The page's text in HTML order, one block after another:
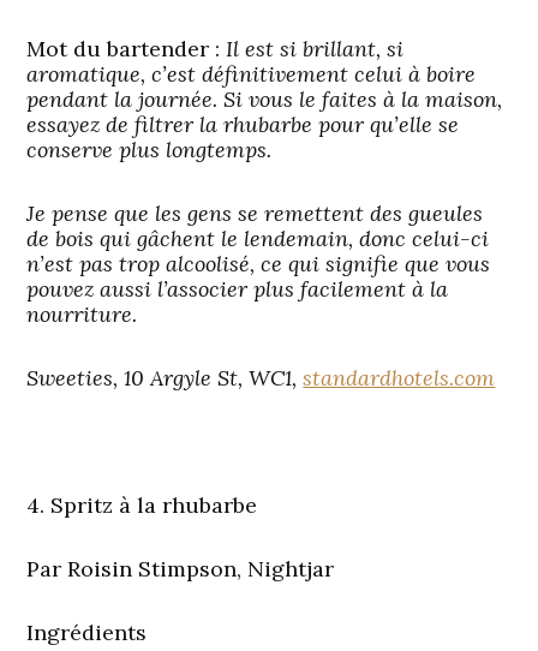
Mot du bartender : Il est si brillant, si
aromatique, c’est définitivement celui à boire
pendant la journée. Si vous le faites à la maison,
essayez de filtrer la rhubarbe pour qu’elle se
conserve plus longtemps.
Je pense que les gens se remettent des gueules
de bois qui gâchent le lendemain, donc celui-ci
n’est pas trop alcoolisé, ce qui signifie que vous
pouvez aussi l’associer plus facilement à la
nourriture.
Sweeties, 10 Argyle St, WC1,standardhotels.com
4. Spritz à la rhubarbe
Par Roisin Stimpson, Nightjar
Ingrédients